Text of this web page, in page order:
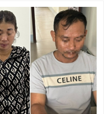
Multimedia
Video
Ảnh
E-Magazine
Infographic